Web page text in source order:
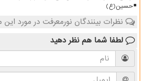
حسین(ع)
نظرات بینندگان نورمعرفت در مورد
لطفا شما هم نظر دهید